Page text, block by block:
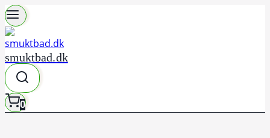
Fortsæt
til
indhold
smuktbad.dk
0